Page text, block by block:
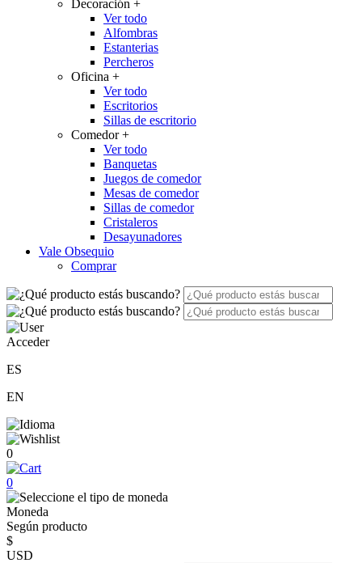
Decoración +
Ver todo
Alfombras
Estanterias
Percheros
Oficina +
Ver todo
Escritorios
Sillas de escritorio
Comedor+
Ver todo
Banquetas
Juegos de comedor
Mesas de comedor
Sillas de comedor
Cristaleros
Desayunadores
Vale Obsequio
Comprar
Acceder
ES
EN
0
0
Moneda
Según producto
$
USD